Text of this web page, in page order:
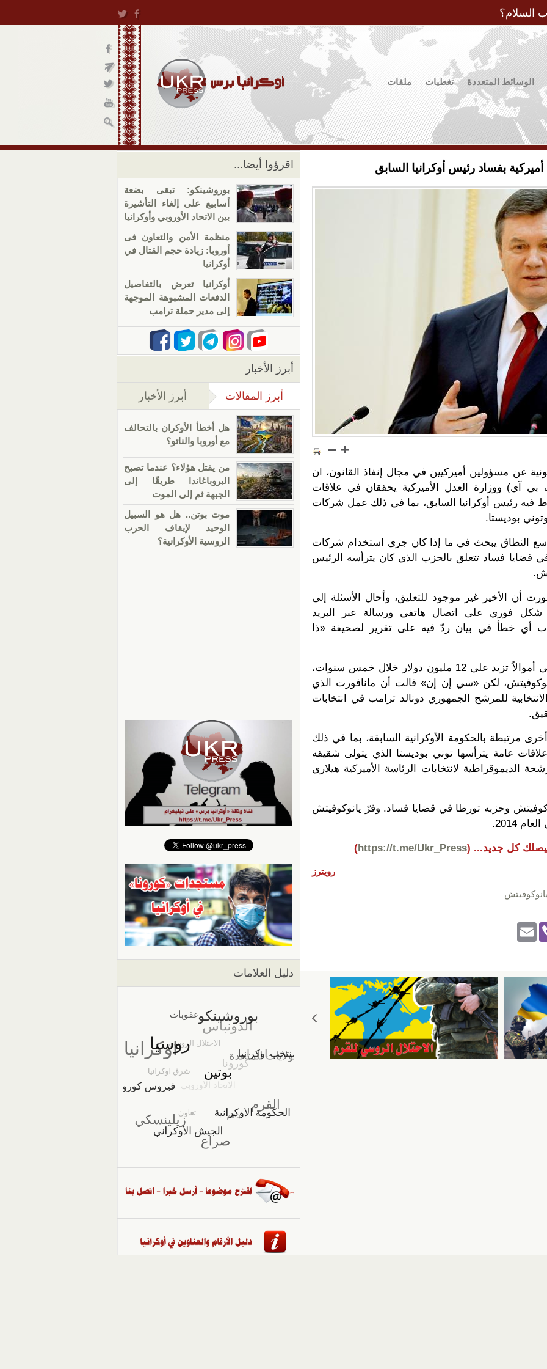
السلام؟
الوسائط المتعددة تغطيات ملفات
بفساد رئيس أوكرانيا السابق
عن مسؤولين أميركيين في مجال إنفاذ القانون، ان
بي آي) ووزارة العدل الأميركية يحققان في علاقات
فيه رئيس أوكرانيا السابق، بما في ذلك عمل شركات
بوديستا.
النطاق يبحث في ما إذا كان جرى استخدام شركات
في قضايا فساد تتعلق بالحزب الذي كان يترأسه الرئيس
أن الأخير غير موجود للتعليق، وأحال الأسئلة إلى
فوري على اتصال هاتفي ورسالة عبر البريد
أي خطأ في بيان ردّ فيه على تقرير لصحيفة «ذا
وذكرت الصحيفة ان مانافورت تلقى أموالاً تزيد على 12 مليون دولار خلال خمس سنوات،
لكن «سي إن إن» قالت أن مانافورت الذي
للمرشح الجمهوري دونالد ترامب في انتخابات
مرتبطة بالحكومة الأوكرانية السابقة، بما في ذلك
عامة يترأسها توني بوديستا الذي يتولى شقيقه
الديموقراطية لانتخابات الرئاسة الأميركية هيلاري
وحزبه تورطا في قضايا فساد. وفرّ يانوكوفيتش
2014.
كل جديد... (
https://t.me/Ukr_Press
)
رويترز
يانوكوفيتش
Vi
اقرؤوا أيضا...
بوروشينكو: تبقى بضعة
أسابيع على إلغاء التأشيرة
بين الاتحاد الأوروبي وأوكرانيا
منظمة الأمن والتعاون فى
أوروبا: زيادة حجم القتال في
أوكرانيا
أوكرانيا تعرض بالتفاصيل
الدفعات المشبوهة الموجهة
إلى مدير حملة ترامب
أبرز الأخبار
أبرز المقالات (علامة التبويب النشطة)
أبرز الأخبار
هل أخطأ الأوكران بالتحالف
مع أوروبا والناتو؟
من يقتل هؤلاء؟ عندما تصبح
البروباغاندا طريقًا إلى
الجبهة ثم إلى الموت
موت بوتن.. هل هو السبيل
الوحيد لإيقاف الحرب
الروسية الأوكرانية؟
دليل العلامات